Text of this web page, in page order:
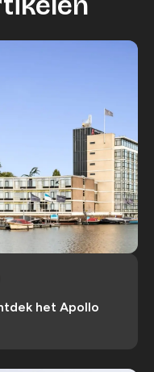
het Apollo